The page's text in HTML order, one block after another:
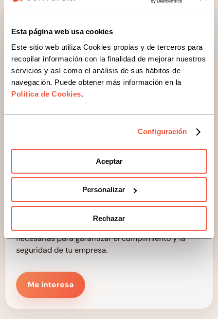
Esta página web usa cookies
Este sitio web utiliza Cookies propias y de terceros para
recopilar información con la finalidad de mejorar nuestros
servicios y así como el análisis de sus hábitos de
navegación. Puede obtener más información en la
Política de Cookies.
Configuración
Aceptar
Personalizar
Rechazar
empresas
Servicio DPD
Nuestro servicio de Delegado de Protección de
Datos (DPD) está diseñado para cumplir con los
Con nuestro servicio DPD, dispondrás de una pieza
clave en tu estrategia de cumplimiento,
minimizando riesgos, optimizando procesos y
fortaleciendo la seguridad jurídica de tu negocio.
necesarias para garantizar el cumplimiento y la
seguridad de tu empresa.
Me interesa